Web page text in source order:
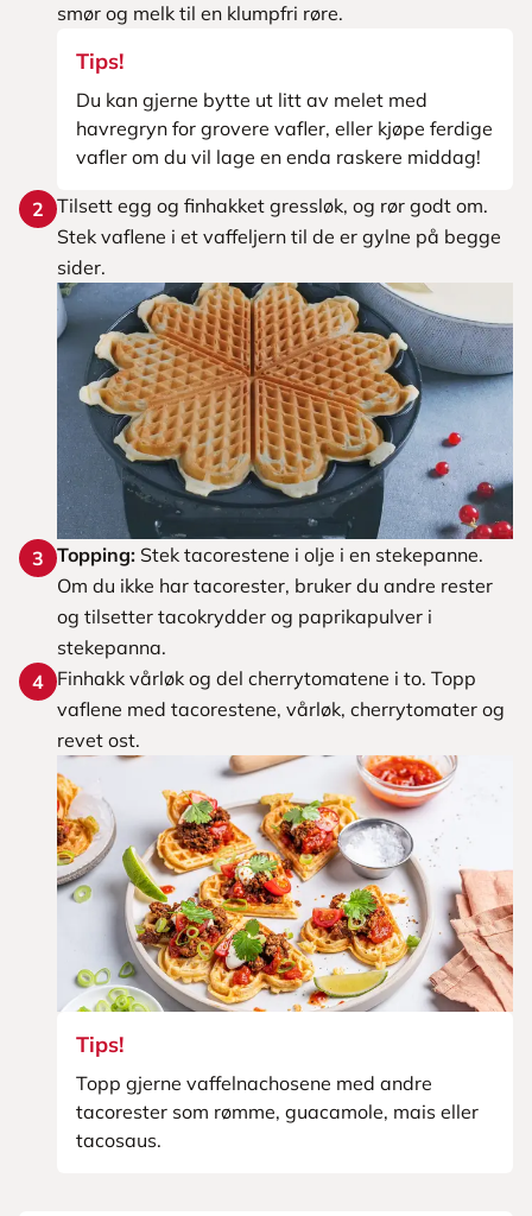
smør og melk til en klumpfri røre.
Tips!
Du kan gjerne bytte ut litt av melet med
havregryn for grovere vafler, eller kjøpe ferdige
vafler om du vil lage en enda raskere middag!
2 Tilsett egg og finhakket gressløk, og rør godt om.
Stek vaflene i et vaffeljern til de er gylne på begge
sider.
3 Topping: Stek tacorestene i olje i en stekepanne.
Om du ikke har tacorester, bruker du andre rester
og tilsetter tacokrydder og paprikapulver i
stekepanna.
4 Finhakk vårløk og del cherrytomatene i to. Topp
vaflene med tacorestene, vårløk, cherrytomater og
revet ost.
Tips!
Topp gjerne vaffelnachosene med andre
tacorester som rømme, guacamole, mais eller
tacosaus.